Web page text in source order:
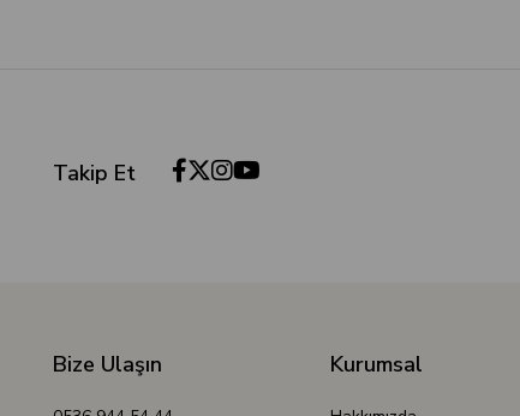
Takip Et
Bize Ulaşın Kurumsal